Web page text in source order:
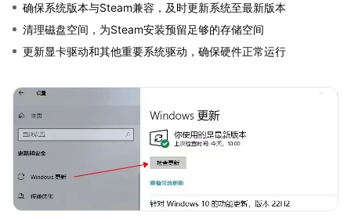
确保系统版本与Steam兼容，及时更新系统至最新版本
清理磁盘空间，为Steam安装预留足够的存储空间
更新显卡驱动和其他重要系统驱动，确保硬件正常运行